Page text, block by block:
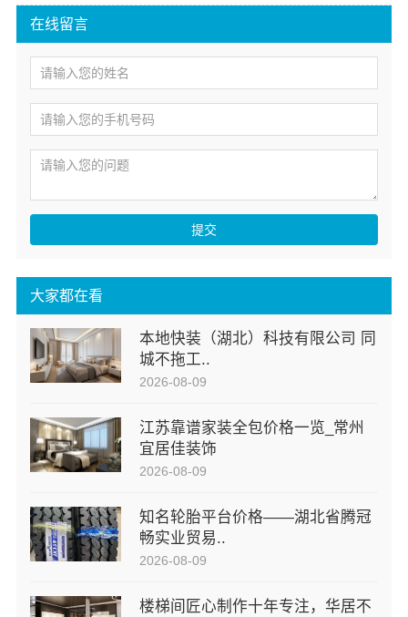
大家都在看
本地快装（湖北）科技有限公司 同
城不拖工..
2026-08-09
江苏靠谱家装全包价格一览_常州
宜居佳装饰
2026-08-09
知名轮胎平台价格——湖北省腾冠
畅实业贸易..
2026-08-09
楼梯间匠心制作十年专注，华居不
在线留言
提交